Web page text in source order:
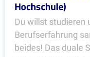
Hochschule)
Du willst studieren
Berufserfahrung
beides! Das duale